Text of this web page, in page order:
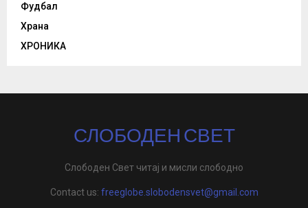
Фудбал
Храна
ХРОНИКА
СЛОБОДЕН СВЕТ
Слободен Свет читај и мисли слободно
Contact us: freeglobe.slobodensvet@gmail.com